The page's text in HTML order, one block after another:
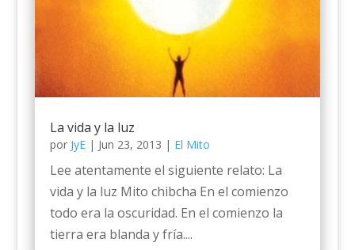
La vida y la luz
por JyE| Jun 23, 2013 | El Mito
Lee atentamente el siguiente relato: La
vida y la luz Mito chibcha En el comienzo
todo era la oscuridad. En el comienzo la
tierra era blanda y fría....